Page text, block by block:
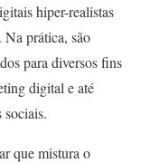
hiper-realistas
prática, são
para diversos fins
digital e até
sociais.
que mistura o